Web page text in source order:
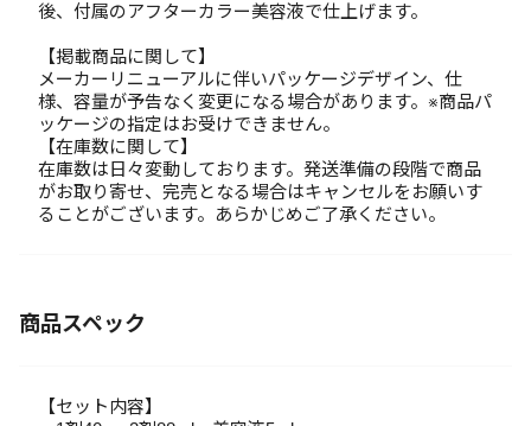
後、付属のアフターカラー美容液で仕上げます。
【掲載商品に関して】
メーカーリニューアルに伴いパッケージデザイン、仕
様、容量が予告なく変更になる場合があります。※商品パ
ッケージの指定はお受けできません。
【在庫数に関して】
在庫数は日々変動しております。発送準備の段階で商品
がお取り寄せ、完売となる場合はキャンセルをお願いす
ることがございます。あらかじめご了承ください。
商品スペック
【セット内容】